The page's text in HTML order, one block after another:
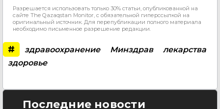
Разрешается использовать только 30% статьи, опубликованной на
сайте The Qazaqstan Monitor, с обязательной гиперссылкой на
оригинальный источник. Для перепубликации полного материала
необходимо письменное разрешение редакции.
# здравоохранение Минздрав
лекарства
здоровье
Последние новости